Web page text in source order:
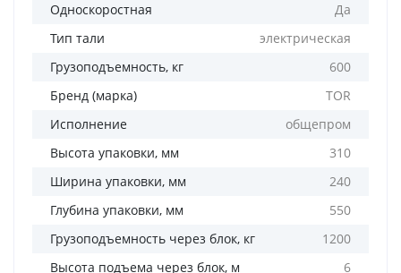
Односкоростная
Да
Тип тали
электрическая
Грузоподъемность, кг
600
Бренд (марка)
TOR
Исполнение
общепром
Высота упаковки, мм
310
Ширина упаковки, мм
240
Глубина упаковки, мм
550
Грузоподъемность через блок, кг
1200
Высота подъема через блок, м
6